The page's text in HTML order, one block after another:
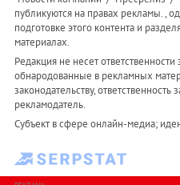
публикуются на правах рекламы. ,
подготовке этого контента и
материалах.
Редакция не несет
обнародованные в рекламных
законодательству,
рекламодатель.
Субъект в сфере онлайн-медиа;